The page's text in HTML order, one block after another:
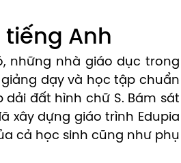
Anh
những nhà giáo dục trong
dạy và học tập chuẩn
đất hình chữ S. Bám sát
xây dựng giáo trình Edupia
cả học sinh cũng như phụ